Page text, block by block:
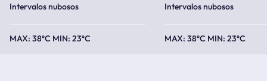
Intervalos nubosos
38ºC 23ºC
Intervalos nubosos
38ºC 23ºC